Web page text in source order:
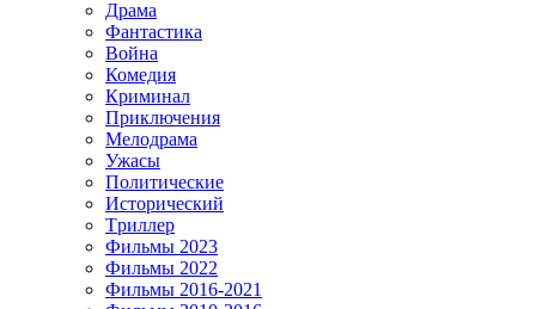
Драма
Фантастика
Война
Комедия
Криминал
Приключения
Мелодрама
Ужасы
Политические
Исторический
Tриллер
Фильмы 2023
Фильмы 2022
Фильмы 2016-2021